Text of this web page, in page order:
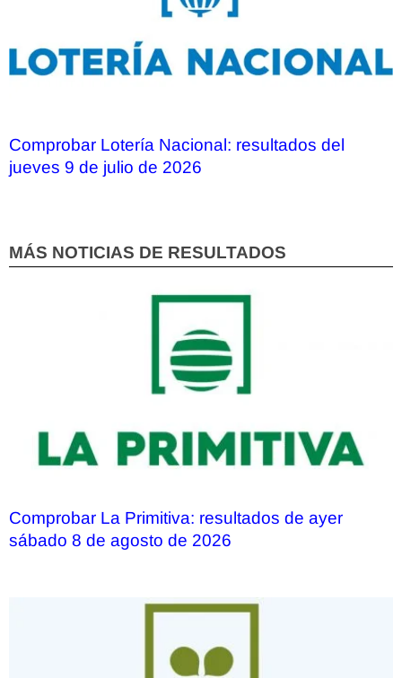
Comprobar Lotería Nacional: resultados del
jueves 9 de julio de 2026
MÁS NOTICIAS DE RESULTADOS
Comprobar La Primitiva: resultados de ayer
sábado 8 de agosto de 2026